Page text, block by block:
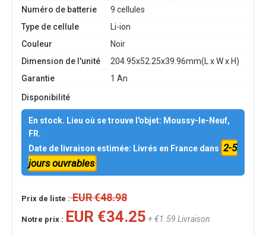
Numéro de batterie
9 cellules
Type de cellule
Li-ion
Couleur
Noir
Dimension de l'unité
204.95x52.25x39.96mm(L x W x H)
Garantie
1 An
Disponibilité
En stock. Lieu où se trouve l'objet: Moussy-le-Neuf,
FR.
Date de livraison estimée: Livrés en France dans 2-5
jours ouvrables
Prix de liste :EUR €48.98
Notre prix : EUR €34.25 + €1.59 Livraison